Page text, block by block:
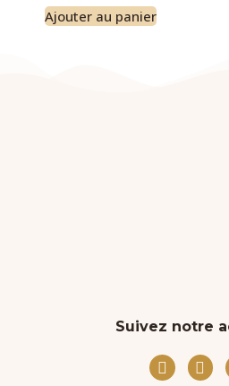
Ajouter au panier
Suivez notre